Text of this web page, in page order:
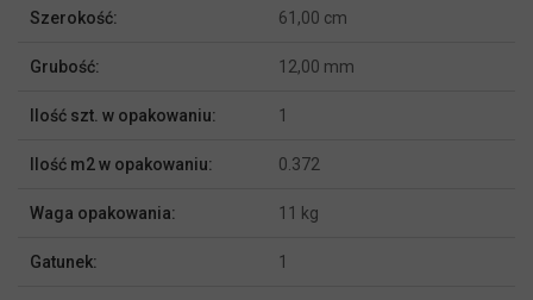
Szerokość: 61,00 cm
Grubość: 12,00 mm
Ilość szt. w opakowaniu: 1
Ilość m2 w opakowaniu: 0.372
Waga opakowania: 11 kg
Gatunek: 1